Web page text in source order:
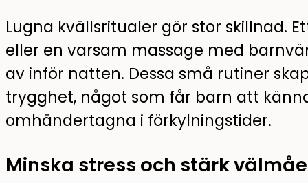
Lugna kvällsritualer gör stor skillnad.
eller en varsam massage med
av inför natten. Dessa små rutiner
trygghet, något som får barn att
omhändertagna i förkylningstider.
Minska stress och stärk